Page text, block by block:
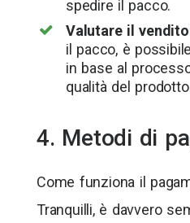
spedire il pacco.
Valutare il
il pacco, è
in base al
qualità del
4. Metodi di
Come funziona il
Tranquilli, è davvero